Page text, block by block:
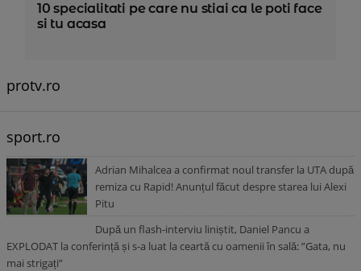
10 specialitati pe care nu stiai ca le poti face
si tu acasa
protv.ro
sport.ro
Adrian Mihalcea a confirmat noul transfer la UTA după
remiza cu Rapid! Anunțul făcut despre starea lui Alexi
Pitu
După un flash-interviu liniștit, Daniel Pancu a
EXPLODAT la conferință și s-a luat la ceartă cu oamenii în sală: ”Gata, nu
mai strigați”